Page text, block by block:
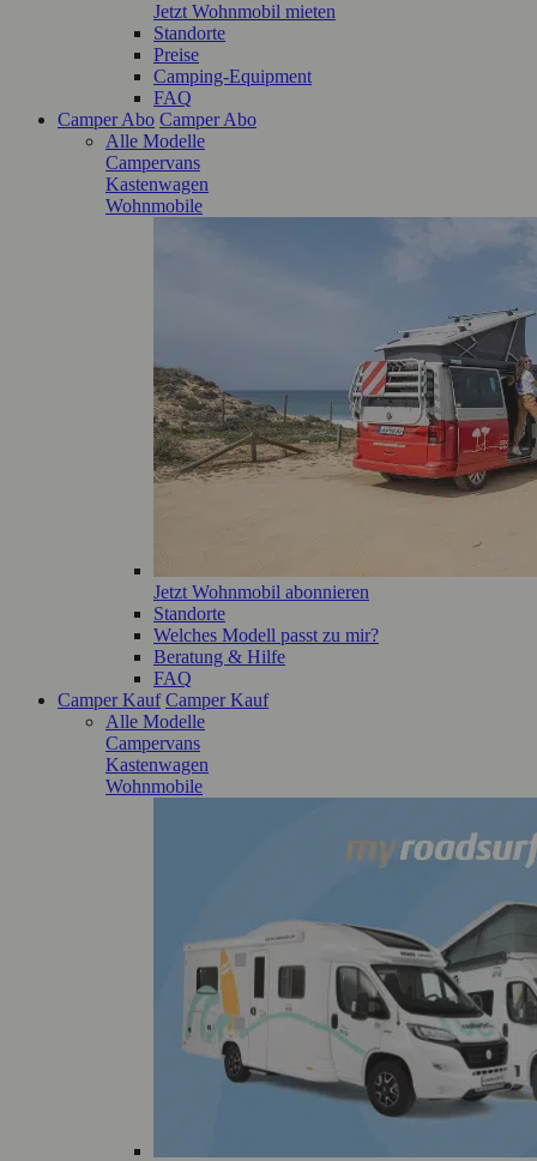
Jetzt Wohnmobil mieten
Standorte
Preise
Camping-Equipment
FAQ
Camper Abo Camper Abo
Alle Modelle
Campervans
Kastenwagen
Wohnmobile
Jetzt Wohnmobil abonnieren
Standorte
Welches Modell passt zu mir?
Beratung & Hilfe
FAQ
Camper Kauf Camper Kauf
Alle Modelle
Campervans
Kastenwagen
Wohnmobile